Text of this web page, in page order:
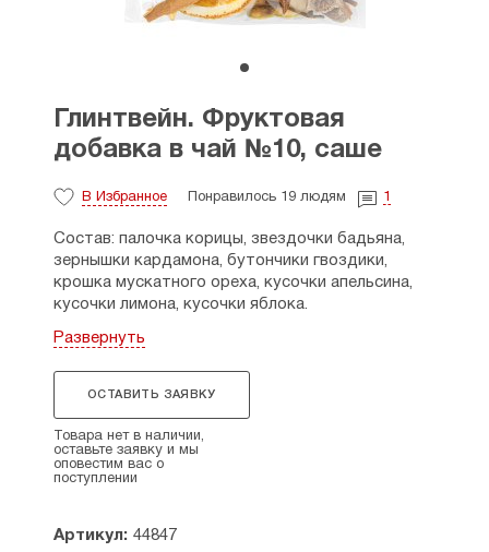
Глинтвейн. Фруктовая
добавка в чай №10, саше
В Избранное Понравилось 19 людям 1
Состав: палочка корицы, звездочки бадьяна,
зернышки кардамона, бутончики гвоздики,
крошка мускатного ореха, кусочки апельсина,
кусочки лимона, кусочки яблока.
Способ приготовления. В кастрюлю с толстым
соком в пропорции 1:1), добавьте набор для
помешивая, доведите напиток со специями
до кипения, но не кипятить! Выключите огонь,
по желанию добавьте свежие дольки апельсина,
настояться 15 мин. Глинтвейн готов.
Развернуть
ОСТАВИТЬ ЗАЯВКУ
Товара нет в наличии,
оставьте заявку и мы
оповестим вас о
поступлении
Артикул: 44847